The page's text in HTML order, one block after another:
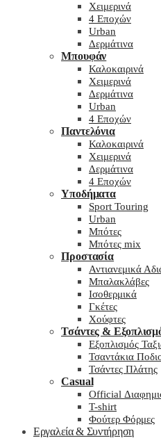
Χειμερινά
4 Εποχών
Urban
Δερμάτινα
Μπουφάν
Καλοκαιρινά
Χειμερινά
Δερμάτινα
Urban
4 Εποχών
Παντελόνια
Καλοκαιρινά
Χειμερινά
Δερμάτινα
4 Εποχών
Υποδήματα
Sport Touring
Urban
Μπότες
Μπότες mix
Προστασία
Αντιανεμικά
Μπαλακλάβες
Ισοθερμικά
Γκέτες
Χούφτες
Τσάντες &
Εξοπλισμός
Τσαντάκια
Τσάντες Πλάτης
Casual
Official
T-shirt
Φούτερ Φόρμες
Εργαλεία & Συντήρηση